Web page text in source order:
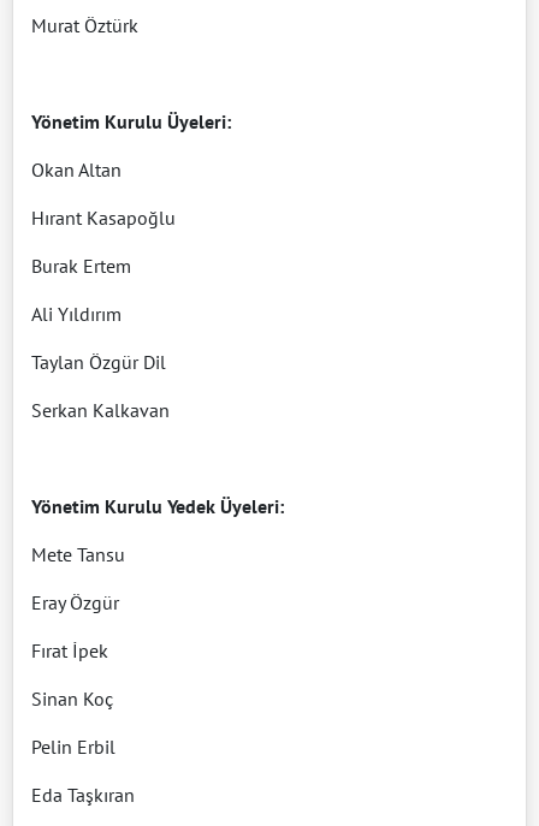
Murat Öztürk
Yönetim Kurulu Üyeleri:
Okan Altan
Hırant Kasapoğlu
Burak Ertem
Ali Yıldırım
Taylan Özgür Dil
Serkan Kalkavan
Yönetim Kurulu Yedek Üyeleri:
Mete Tansu
Eray Özgür
Fırat İpek
Sinan Koç
Pelin Erbil
Eda Taşkıran